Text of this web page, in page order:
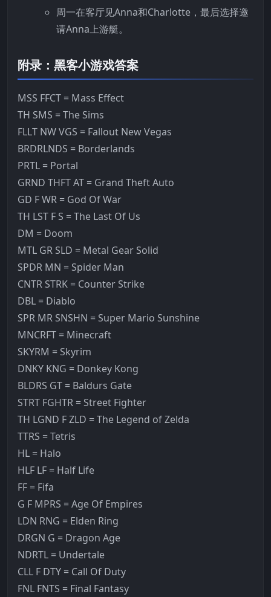
周一在客厅见Anna和Charlotte，最后选择邀
请Anna上游艇。
附录：黑客小游戏答案
MSS FFCT = Mass Effect
TH SMS = The Sims
FLLT NW VGS = Fallout New Vegas
BRDRLNDS = Borderlands
PRTL = Portal
GRND THFT AT = Grand Theft Auto
GD F WR = God Of War
TH LST F S = The Last Of Us
DM = Doom
MTL GR SLD = Metal Gear Solid
SPDR MN = Spider Man
CNTR STRK = Counter Strike
DBL = Diablo
SPR MR SNSHN = Super Mario Sunshine
MNCRFT = Minecraft
SKYRM = Skyrim
DNKY KNG = Donkey Kong
BLDRS GT = Baldurs Gate
STRT FGHTR = Street Fighter
TH LGND F ZLD = The Legend of Zelda
TTRS = Tetris
HL = Halo
HLF LF = Half Life
FF = Fifa
G F MPRS = Age Of Empires
LDN RNG = Elden Ring
DRGN G = Dragon Age
NDRTL = Undertale
CLL F DTY = Call Of Duty
FNL FNTS = Final Fantasy